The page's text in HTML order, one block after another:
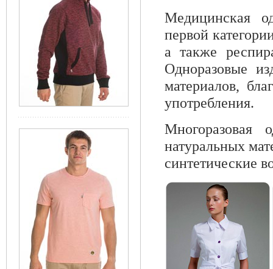
Медицинская
первой
а также
Одноразовые
материалов,
употребления.
Многоразовая
натуральных
синтетические